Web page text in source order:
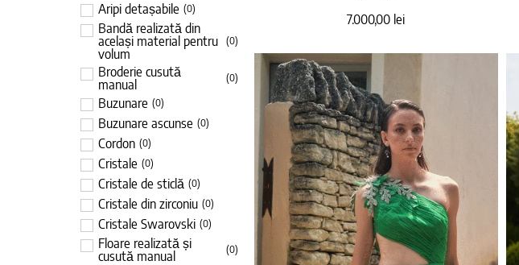
Aripi detașabile (0)
Bandă realizată din
același material pentru
volum
(0)
Broderie cusută
manual
(0)
Buzunare (0)
Buzunare ascunse (0)
Cordon (0)
Cristale (0)
Cristale de sticlă (0)
Cristale din zirconiu (0)
Cristale Swarovski (0)
Floare realizată și
cusută manual
(0)
7.000,00 lei